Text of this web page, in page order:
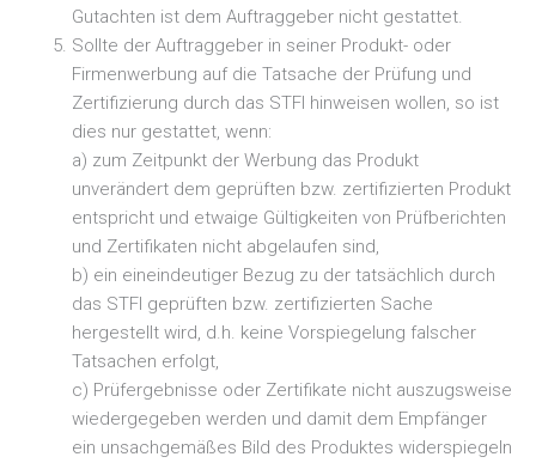
Gutachten ist dem Auftraggeber nicht gestattet.
Sollte der Auftraggeber in seiner Produkt- oder
Firmenwerbung auf die Tatsache der Prüfung und
Zertifizierung durch das STFI hinweisen wollen, so ist
dies nur gestattet, wenn:
a) zum Zeitpunkt der Werbung das Produkt
unverändert dem geprüften bzw. zertifizierten Produkt
entspricht und etwaige Gültigkeiten von Prüfberichten
und Zertifikaten nicht abgelaufen sind,
b) ein eineindeutiger Bezug zu der tatsächlich durch
das STFI geprüften bzw. zertifizierten Sache
hergestellt wird, d.h. keine Vorspiegelung falscher
Tatsachen erfolgt,
c) Prüfergebnisse oder Zertifikate nicht auszugsweise
wiedergegeben werden und damit dem Empfänger
ein unsachgemäßes Bild des Produktes widerspiegeln